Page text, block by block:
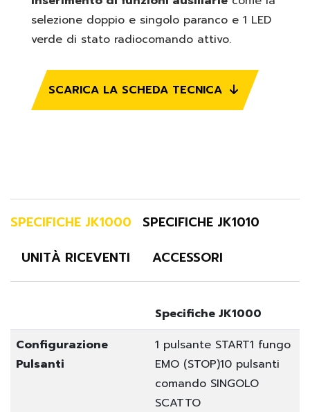
selezione doppio e singolo paranco e 1 LED
verde di stato radiocomando attivo.
SCARICA LA SCHEDA TECNICA
SPECIFICHE JK1000
SPECIFICHE JK1010
UNITÀ RICEVENTI
ACCESSORI
Specifiche JK1000
Configurazione
Pulsanti
1 pulsante START1 fungo
EMO (STOP)10 pulsanti
comando SINGOLO
SCATTO